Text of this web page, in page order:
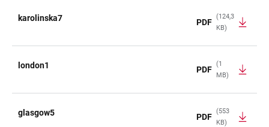
karolinska7 PDF
(124,3
KB)
london1 PDF
(1
MB)
glasgow5 PDF
(553
KB)